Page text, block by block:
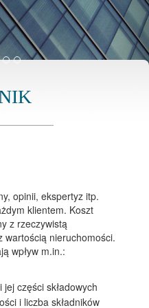
opinii, ekspertyz itp.
klientem. Koszt
z rzeczywistą
wartością nieruchomości.
wpływ m.in.:
części składowych
i liczba składników